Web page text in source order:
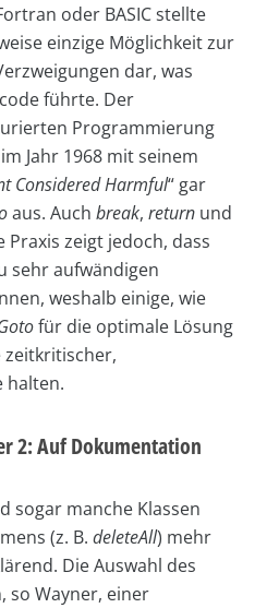
oder BASIC stellte
einzige Möglichkeit zur
dar, was
führte. Der
Programmierung
Jahr 1968 mit seinem
Considered Harmful“ gar
aus. Auch break, return und
zeigt jedoch, dass
sehr aufwändigen
weshalb einige, wie
für die optimale Lösung
halten.
2: Auf Dokumentation
sogar manche Klassen
(z. B. deleteAll) mehr
Die Auswahl des
so Wayner, einer